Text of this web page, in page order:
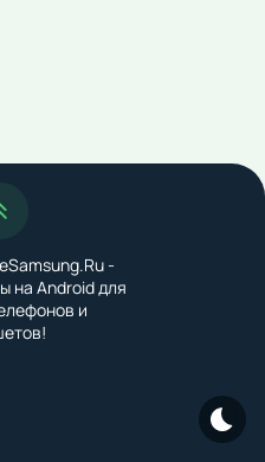
Наверх
-
на Android для
и